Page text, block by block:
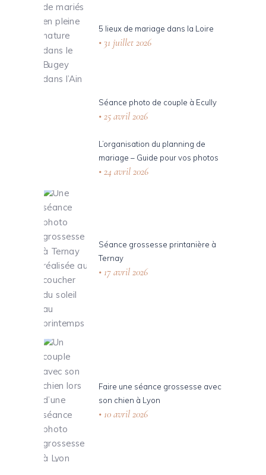
5 lieux de mariage dans la Loire
31 juillet 2026
Séance photo de couple à Ecully
25 avril 2026
L’organisation du planning de
mariage – Guide pour vos photos
24 avril 2026
Séance grossesse printanière à
Ternay
17 avril 2026
Faire une séance grossesse avec
son chien à Lyon
10 avril 2026